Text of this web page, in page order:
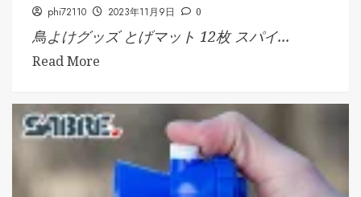
phi72110 2023年11月9日 0
鳥よけグッズ とげマット 12枚 スパイ...
Read More